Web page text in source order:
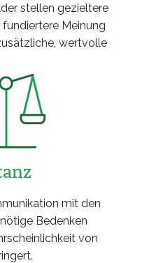
stellen gezieltere
fundiertere Meinung
wertvolle
mit den
Bedenken
von